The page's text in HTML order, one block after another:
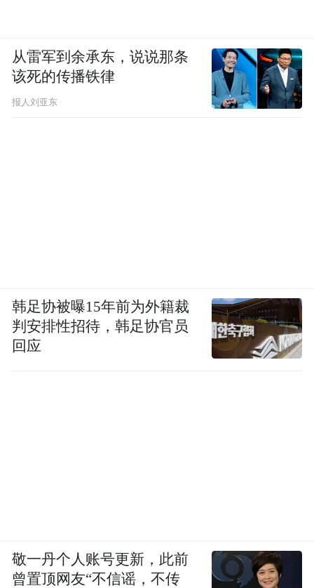
从雷军到余承东，说说那条
该死的传播铁律
报人刘亚东
韩足协被曝15年前为外籍裁
判安排性招待，韩足协官员
回应
敬一丹个人账号更新，此前
曾置顶网友“不信谣，不传